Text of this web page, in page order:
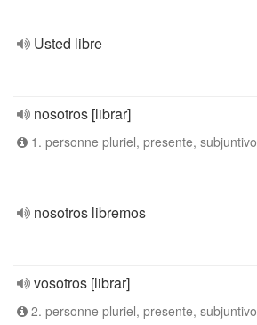
Usted libre
nosotros [librar]
1. personne pluriel, presente, subjuntivo
nosotros libremos
vosotros [librar]
2. personne pluriel, presente, subjuntivo